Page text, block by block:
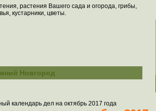
растения Вашего сада и огорода, грибы,
кустарники, цветы.
Новгород
календарь дел на октябрь 2017 года